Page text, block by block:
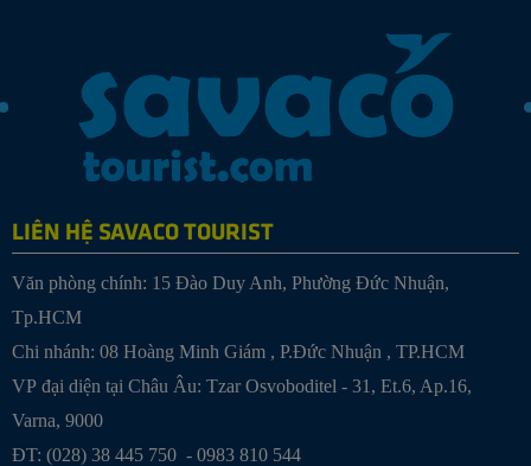
LIÊN HỆ SAVACO TOURIST
Văn phòng chính: 15 Đào Duy Anh, Phường Đức Nhuận,
Tp.HCM
Chi nhánh: 08 Hoàng Minh Giám , P.Đức Nhuận , TP.HCM
VP đại diện tại Châu Âu: Tzar Osvoboditel - 31, Et.6, Ap.16,
Varna, 9000
ĐT: (028) 38 445 750 - 0983 810 544